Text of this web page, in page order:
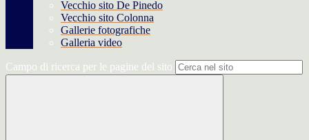
Vecchio sito De Pinedo
Vecchio sito Colonna
Gallerie fotografiche
Galleria video
Campo di ricerca per le pagine del sito